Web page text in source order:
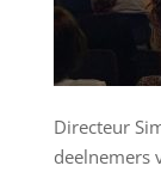
Directeur
deelnemers